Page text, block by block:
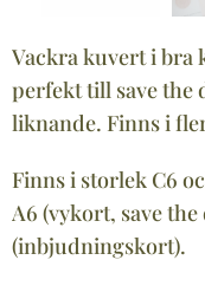
Vackra kuvert i bra
perfekt till save
liknande. Finns i
Finns i storlek C6
A6 (vykort, save
(inbjudningskort).